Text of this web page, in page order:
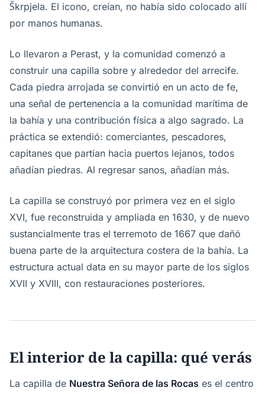
Škrpjela. El icono, creían, no había sido colocado allí
por manos humanas.
Lo llevaron a Perast, y la comunidad comenzó a
construir una capilla sobre y alrededor del arrecife.
Cada piedra arrojada se convirtió en un acto de fe,
una señal de pertenencia a la comunidad marítima de
la bahía y una contribución física a algo sagrado. La
práctica se extendió: comerciantes, pescadores,
capitanes que partían hacia puertos lejanos, todos
añadían piedras. Al regresar sanos, añadían más.
La capilla se construyó por primera vez en el siglo
XVI, fue reconstruida y ampliada en 1630, y de nuevo
sustancialmente tras el terremoto de 1667 que dañó
buena parte de la arquitectura costera de la bahía. La
estructura actual data en su mayor parte de los siglos
XVII y XVIII, con restauraciones posteriores.
El interior de la capilla: qué verás
La capilla de Nuestra Señora de las Rocas es el centro